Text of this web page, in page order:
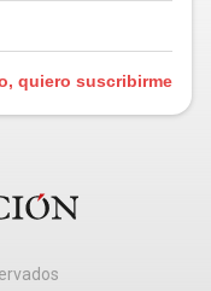
quiero suscribirme